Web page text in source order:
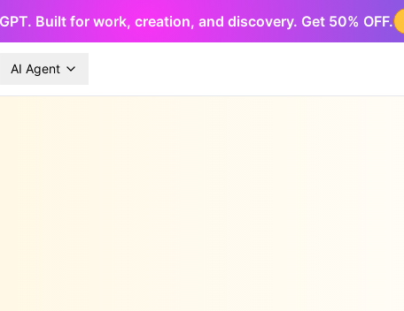
Built for work, creation, and discovery. Get 50% OFF.
AI Agent